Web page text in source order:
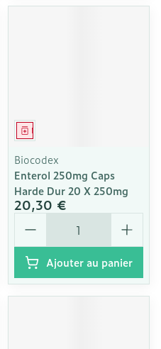
Médicament
Biocodex
Enterol 250mg Caps
Harde Dur 20 X 250mg
20,30 €
Quantité
Ajouter au panier